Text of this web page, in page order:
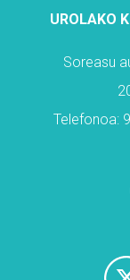
UROLAKO
Soreasu
Telefonoa: